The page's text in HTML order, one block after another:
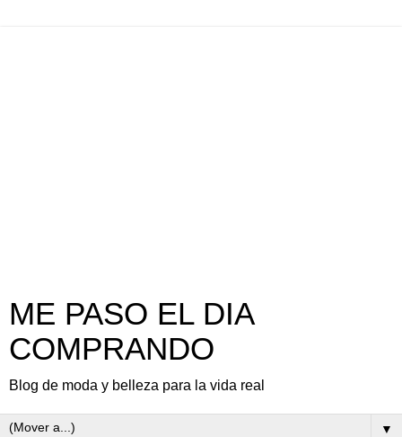
ME PASO EL DIA
COMPRANDO
Blog de moda y belleza para la vida real
▼